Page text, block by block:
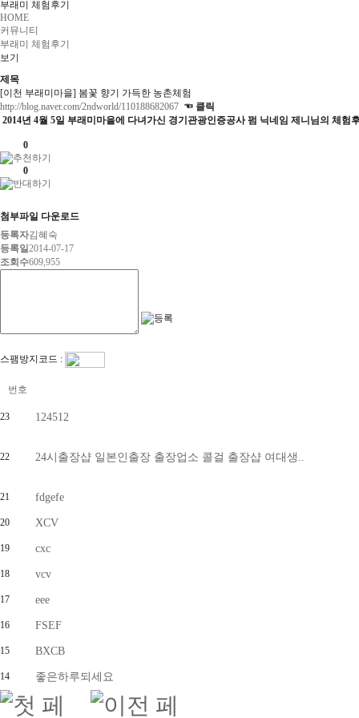
부래미 체험후기
HOME
커뮤니티
부래미 체험후기
보기
제목
[이천 부래미마을] 봄꽃 향기 가득한 농촌체험
http://blog.naver.com/2ndworld/110188682067 ☜ 클릭
2014년 4월 5일 부래미마을에 다녀가신 경기관광인증공사 펌 닉네임 제니님의 체험
0
0
첨부파일 다운로드
등록자김혜숙
등록일2014-07-17
조회수609,955
스팸방지코드 :
번호
23 124512
22 24시출장샵 일본인출장 출장업소 콜걸 출장샵 여대생..
21 fdgefe
20 XCV
19 cxc
18 vcv
17 eee
16 FSEF
15 BXCB
14 좋은하루되세요